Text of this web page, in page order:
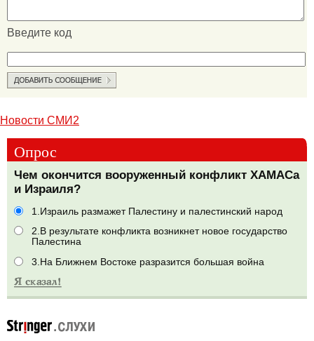
Введите код
Новости СМИ2
Опрос
Чем окончится вооруженный конфликт ХАМАСа
и Израиля?
1.Израиль размажет Палестину и палестинский народ
2.В результате конфликта возникнет новое государство
Палестина
3.На Ближнем Востоке разразится большая война